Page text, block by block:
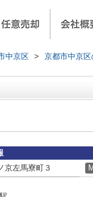
中京区 > 京都市中京区
京左馬寮町３